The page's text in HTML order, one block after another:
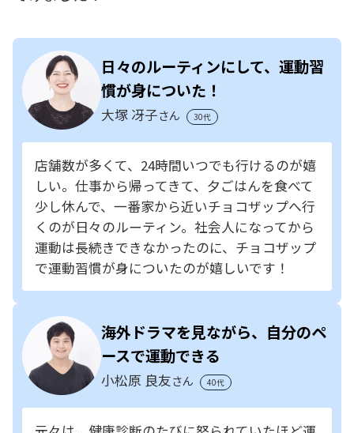
日々のルーティンにして、運動習
慣が身についた！
大塚 冴子さん 30代
店舗数が多くて、24時間いつでも行けるのが嬉
しい。仕事から帰ってきて、夕ごはんを食べて
少し休んで、一番家から近いチョコザップへ行
くのが日々のルーティン。社会人になってから
運動は長続きできなかったのに、チョコザップ
で運動習慣が身についたのが嬉しいです！
海外ドラマを見ながら、自分のペ
ースで運動できる
小松原 良友さん 40代